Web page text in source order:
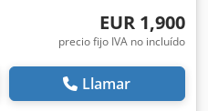
EUR 1,900
precio fijo IVA no incluído
Llamar